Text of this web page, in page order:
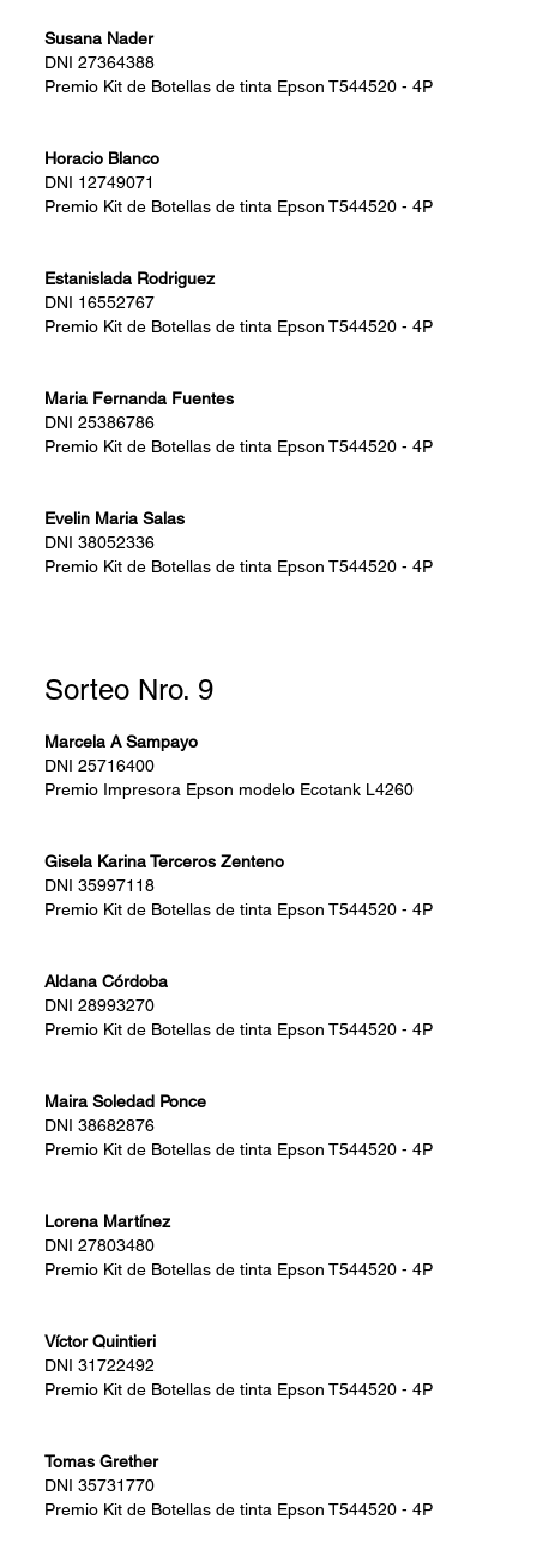
Susana Nader
DNI 27364388
Premio Kit de Botellas de tinta Epson T544520 - 4P
Horacio Blanco
DNI 12749071
Premio Kit de Botellas de tinta Epson T544520 - 4P
Estanislada Rodriguez
DNI 16552767
Premio Kit de Botellas de tinta Epson T544520 - 4P
Maria Fernanda Fuentes
DNI 25386786
Premio Kit de Botellas de tinta Epson T544520 - 4P
Evelin Maria Salas
DNI 38052336
Premio Kit de Botellas de tinta Epson T544520 - 4P
Sorteo Nro. 9
Marcela A Sampayo
DNI 25716400
Premio Impresora Epson modelo Ecotank L4260
Gisela Karina Terceros Zenteno
DNI 35997118
Premio Kit de Botellas de tinta Epson T544520 - 4P
Aldana Córdoba
DNI 28993270
Premio Kit de Botellas de tinta Epson T544520 - 4P
Maira Soledad Ponce
DNI 38682876
Premio Kit de Botellas de tinta Epson T544520 - 4P
Lorena Martínez
DNI 27803480
Premio Kit de Botellas de tinta Epson T544520 - 4P
Víctor Quintieri
DNI 31722492
Premio Kit de Botellas de tinta Epson T544520 - 4P
Tomas Grether
DNI 35731770
Premio Kit de Botellas de tinta Epson T544520 - 4P